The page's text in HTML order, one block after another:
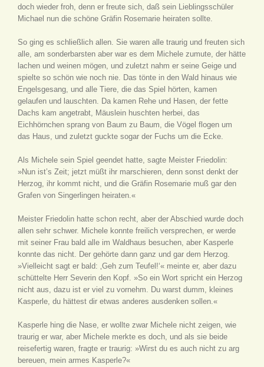
doch wieder froh, denn er freute sich, daß sein Lieblingsschüler
Michael nun die schöne Gräfin Rosemarie heiraten sollte.
So ging es schließlich allen. Sie waren alle traurig und freuten sich
alle, am sonderbarsten aber war es dem Michele zumute, der hätte
lachen und weinen mögen, und zuletzt nahm er seine Geige und
spielte so schön wie noch nie. Das tönte in den Wald hinaus wie
Engelsgesang, und alle Tiere, die das Spiel hörten, kamen
gelaufen und lauschten. Da kamen Rehe und Hasen, der fette
Dachs kam angetrabt, Mäuslein huschten herbei, das
Eichhörnchen sprang von Baum zu Baum, die Vögel flogen um
das Haus, und zuletzt guckte sogar der Fuchs um die Ecke.
Als Michele sein Spiel geendet hatte, sagte Meister Friedolin:
»Nun ist’s Zeit; jetzt müßt ihr marschieren, denn sonst denkt der
Herzog, ihr kommt nicht, und die Gräfin Rosemarie muß gar den
Grafen von Singerlingen heiraten.«
Meister Friedolin hatte schon recht, aber der Abschied wurde doch
allen sehr schwer. Michele konnte freilich versprechen, er werde
mit seiner Frau bald alle im Waldhaus besuchen, aber Kasperle
konnte das nicht. Der gehörte dann ganz und gar dem Herzog.
»Vielleicht sagt er bald: ‚Geh zum Teufel!‘« meinte er, aber dazu
schüttelte Herr Severin den Kopf. »So ein Wort spricht ein Herzog
nicht aus, dazu ist er viel zu vornehm. Du warst dumm, kleines
Kasperle, du hättest dir etwas anderes ausdenken sollen.«
Kasperle hing die Nase, er wollte zwar Michele nicht zeigen, wie
traurig er war, aber Michele merkte es doch, und als sie beide
reisefertig waren, fragte er traurig: »Wirst du es auch nicht zu arg
bereuen, mein armes Kasperle?«